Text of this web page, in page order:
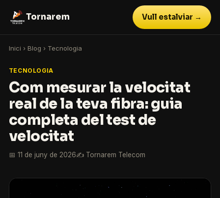
Tornarem Vull estalviar →
Inici › Blog › Tecnologia
TECNOLOGIA
Com mesurar la velocitat
real de la teva fibra: guia
completa del test de
velocitat
📅 11 de juny de 2026✍️ Tornarem Telecom